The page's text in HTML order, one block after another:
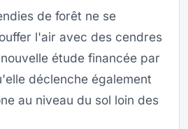
de forêt ne se
l'air avec des cendres
étude financée par
déclenche également
au niveau du sol loin des